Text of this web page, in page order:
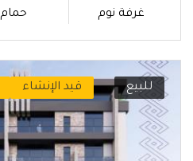
غرفة نوم حمام
للبيع قيد الإنشاء